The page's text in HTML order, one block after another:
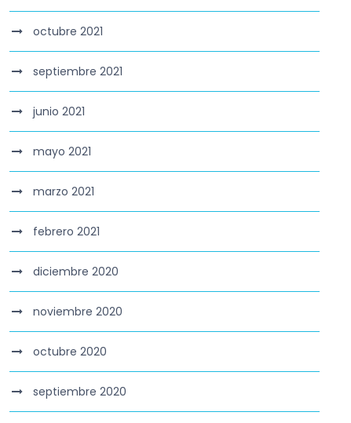
octubre 2021
septiembre 2021
junio 2021
mayo 2021
marzo 2021
febrero 2021
diciembre 2020
noviembre 2020
octubre 2020
septiembre 2020